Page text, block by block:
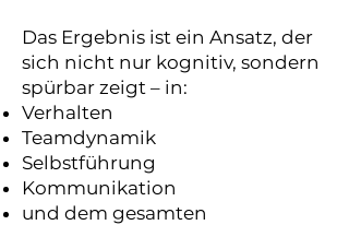
Das Ergebnis ist ein Ansatz, der
sich nicht nur kognitiv, sondern
spürbar zeigt – in:
Verhalten
Teamdynamik
Selbstführung
Kommunikation
und dem gesamten